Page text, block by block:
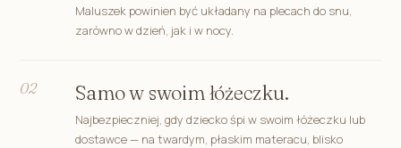
Maluszek powinien być układany na plecach do snu,
zarówno w dzień, jak i w nocy.
02 Samo w swoim łóżeczku.
Najbezpieczniej, gdy dziecko śpi w swoim łóżeczku lub
dostawce — na twardym, płaskim materacu, blisko